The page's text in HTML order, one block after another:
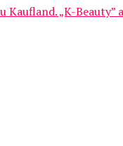
„K-Beauty”